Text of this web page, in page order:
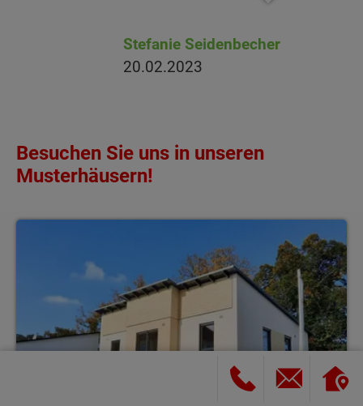
Stefanie Seidenbecher
20.02.2023
Besuchen Sie uns in unseren
Musterhäusern!